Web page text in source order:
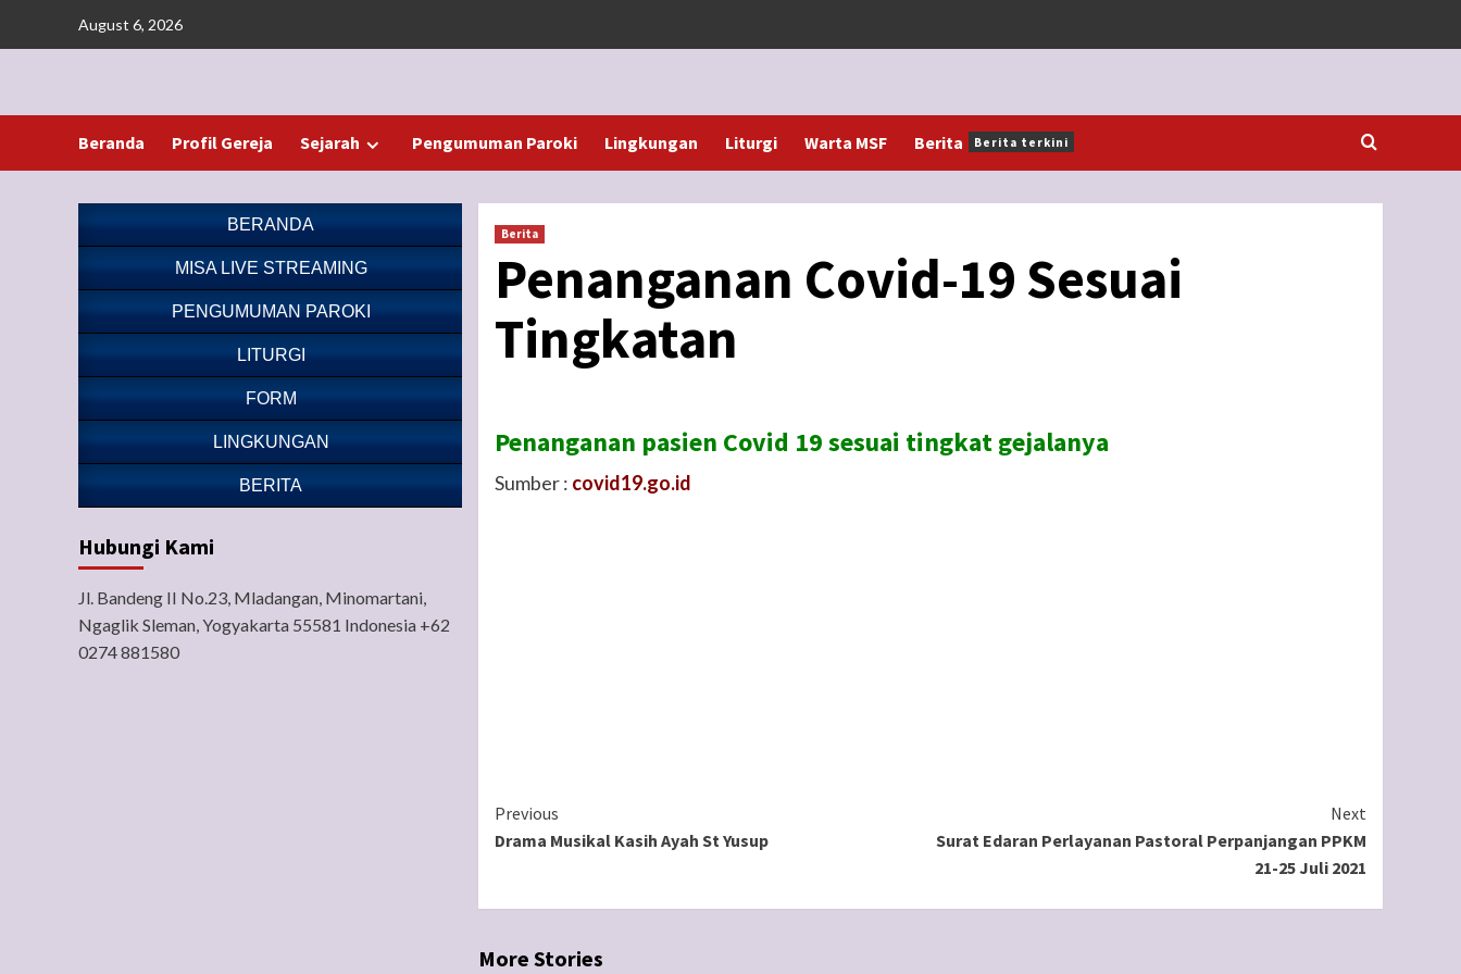
August 6, 2026
Beranda Profil Gereja Sejarah Pengumuman Paroki Lingkungan Liturgi Warta MSF Berita Berita terkini
Berita
Penanganan Covid-19 Sesuai
Tingkatan
Penanganan pasien Covid 19 sesuai tingkat gejalanya
Sumber : covid19.go.id
Continue
Reading
Previous
Drama Musikal Kasih Ayah St Yusup
Next
Surat Edaran Perlayanan Pastoral Perpanjangan PPKM
21-25 Juli 2021
More Stories
BERANDA
MISA LIVE STREAMING
PENGUMUMAN PAROKI
LITURGI
FORM
LINGKUNGAN
BERITA
Hubungi Kami
Jl. Bandeng II No.23, Mladangan, Minomartani,
Ngaglik Sleman, Yogyakarta 55581 Indonesia +62
0274 881580